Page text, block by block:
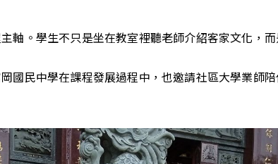
軸。學生不只是坐在教室裡聽老師介紹客家文化，
國民中學在課程發展過程中，也邀請社區大學業師